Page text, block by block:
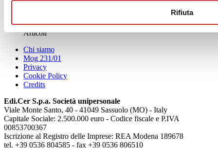
Rifiuta
Articoli
Chi siamo
Mog 231/01
Privacy
Cookie Policy
Credits
Edi.Cer S.p.a. Società unipersonale
Viale Monte Santo, 40 - 41049 Sassuolo (MO) - Italy
Capitale Sociale: 2.500.000 euro - Codice fiscale e P.IVA
00853700367
Iscrizione al Registro delle Imprese: REA Modena 189678
tel. +39 0536 804585 - fax +39 0536 806510